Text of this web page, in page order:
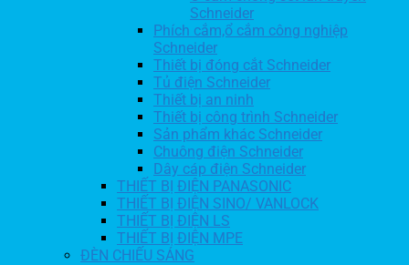
Schneider
Phích cắm,ổ cắm công nghiệp
Schneider
Thiết bị đóng cắt Schneider
Tủ điện Schneider
Thiết bị an ninh
Thiết bị công trình Schneider
Sản phẩm khác Schneider
Chuông điện Schneider
Dây cáp điện Schneider
THIẾT BỊ ĐIỆN PANASONIC
THIẾT BỊ ĐIỆN SINO/ VANLOCK
THIẾT BỊ ĐIỆN LS
THIẾT BỊ ĐIỆN MPE
ĐÈN CHIẾU SÁNG